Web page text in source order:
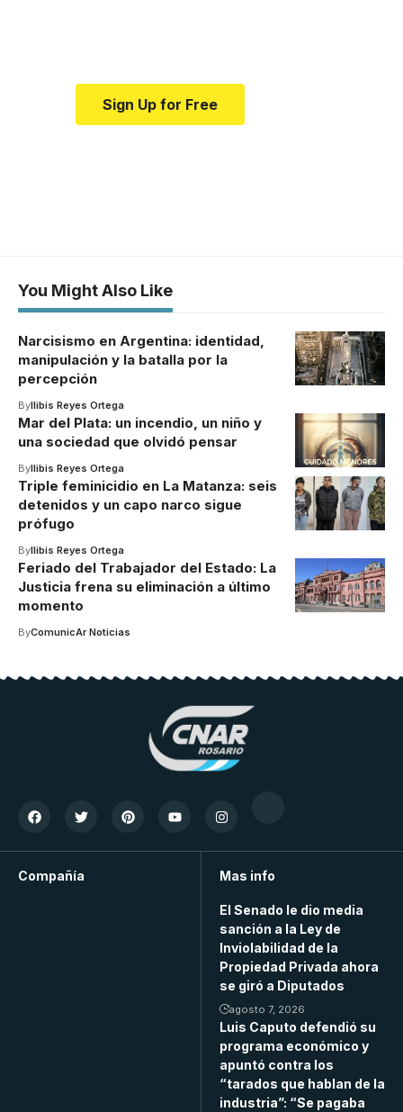
Sign Up for Free
You Might Also Like
Narcisismo en Argentina: identidad,
manipulación y la batalla por la
percepción
ByIlibis Reyes Ortega
Mar del Plata: un incendio, un niño y
una sociedad que olvidó pensar
ByIlibis Reyes Ortega
Triple feminicidio en La Matanza: seis
detenidos y un capo narco sigue
prófugo
ByIlibis Reyes Ortega
Feriado del Trabajador del Estado: La
Justicia frena su eliminación a último
momento
ByComunicAr Noticias
Compañía Mas info
El Senado le dio media
sanción a la Ley de
Inviolabilidad de la
Propiedad Privada ahora
se giró a Diputados
agosto 7, 2026
Luis Caputo defendió su
programa económico y
apuntó contra los
“tarados que hablan de la
industria”: “Se pagaba